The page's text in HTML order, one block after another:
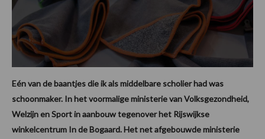
Eén van de baantjes die ik als middelbare scholier had was
schoonmaker. In het voormalige ministerie van Volksgezondheid,
Welzijn en Sport in aanbouw tegenover het Rijswijkse
winkelcentrum In de Bogaard. Het net afgebouwde ministerie